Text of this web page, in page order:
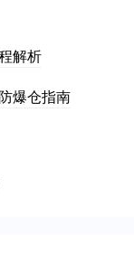
解析
爆仓指南